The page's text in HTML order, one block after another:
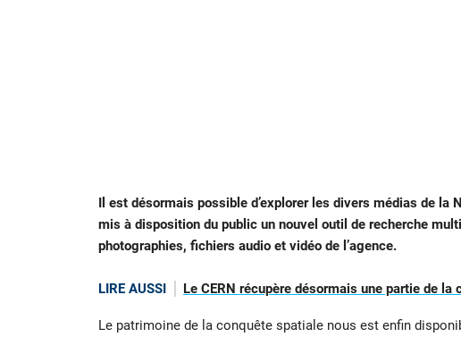
Il est désormais possible d’explorer les divers médias de la
mis à disposition du public un nouvel outil de recherche
photographies, fichiers audio et vidéo de l’agence.
LIRE AUSSI Le CERN récupère désormais une partie de
Le patrimoine de la conquête spatiale nous est enfin